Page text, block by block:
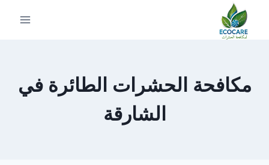
التجاوز
مكافحة الحشرات الطائرة في
الشارقة